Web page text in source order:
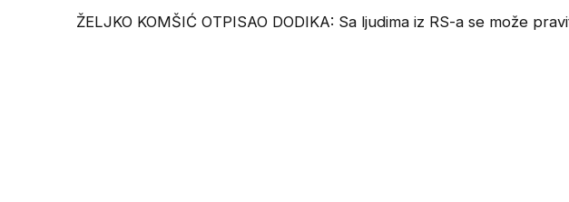
ŽELJKO KOMŠIĆ OTPISAO DODIKA: Sa ljudima iz RS-a se može